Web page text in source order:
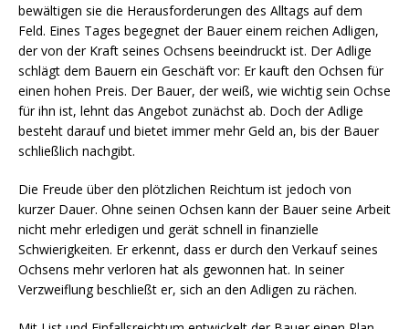
bewältigen sie die Herausforderungen des Alltags auf dem
Feld. Eines Tages begegnet der Bauer einem reichen Adligen,
der von der Kraft seines Ochsens beeindruckt ist. Der Adlige
schlägt dem Bauern ein Geschäft vor: Er kauft den Ochsen für
einen hohen Preis. Der Bauer, der weiß, wie wichtig sein Ochse
für ihn ist, lehnt das Angebot zunächst ab. Doch der Adlige
besteht darauf und bietet immer mehr Geld an, bis der Bauer
schließlich nachgibt.
Die Freude über den plötzlichen Reichtum ist jedoch von
kurzer Dauer. Ohne seinen Ochsen kann der Bauer seine Arbeit
nicht mehr erledigen und gerät schnell in finanzielle
Schwierigkeiten. Er erkennt, dass er durch den Verkauf seines
Ochsens mehr verloren hat als gewonnen hat. In seiner
Verzweiflung beschließt er, sich an den Adligen zu rächen.